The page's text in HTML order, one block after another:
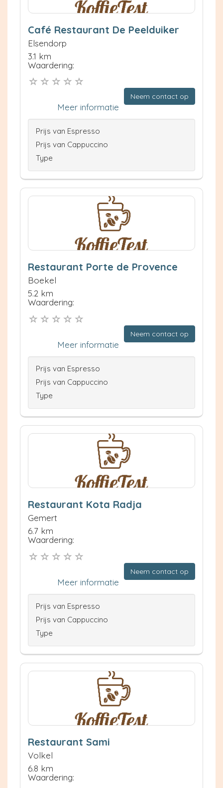
Café Restaurant De Peelduiker
Elsendorp
3.1 km
Waardering:
Neem contact op
Meer informatie
Prijs van Espresso
Prijs van Cappuccino
Type
Restaurant Porte de Provence
Boekel
5.2 km
Waardering:
Neem contact op
Meer informatie
Prijs van Espresso
Prijs van Cappuccino
Type
Restaurant Kota Radja
Gemert
6.7 km
Waardering:
Neem contact op
Meer informatie
Prijs van Espresso
Prijs van Cappuccino
Type
Restaurant Sami
Volkel
6.8 km
Waardering: